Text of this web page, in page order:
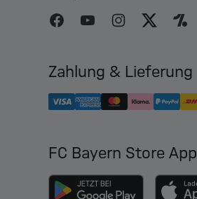
Zahlung & Lieferung
FC Bayern Store App